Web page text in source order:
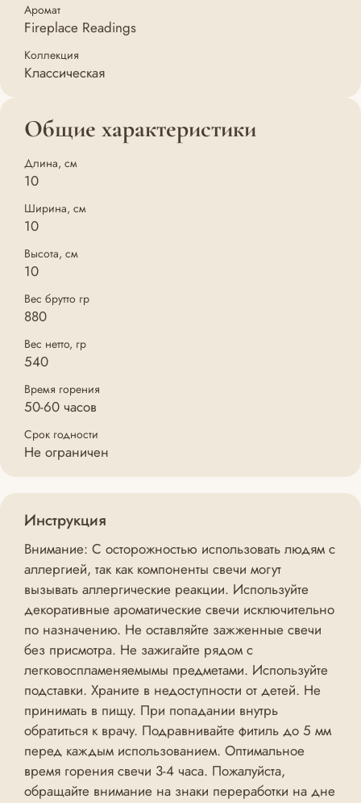
Аромат
Fireplace Readings
Коллекция
Классическая
Общие характеристики
Длина, см
10
Ширина, см
10
Высота, см
10
Вес брутто гр
880
Вес нетто, гр
540
Время горения
50-60 часов
Срок годности
Не ограничен
Инструкция
Внимание: С осторожностью использовать людям с
аллергией, так как компоненты свечи могут
вызывать аллергические реакции. Используйте
декоративные ароматические свечи исключительно
по назначению. Не оставляйте зажженные свечи
без присмотра. Не зажигайте рядом с
легковоспламеняемымы предметами. Используйте
подставки. Храните в недоступности от детей. Не
принимать в пищу. При попадании внутрь
обратиться к врачу. Подравнивайте фитиль до 5 мм
перед каждым использованием. Оптимальное
время горения свечи 3-4 часа. Пожалуйста,
обращайте внимание на знаки переработки на дне